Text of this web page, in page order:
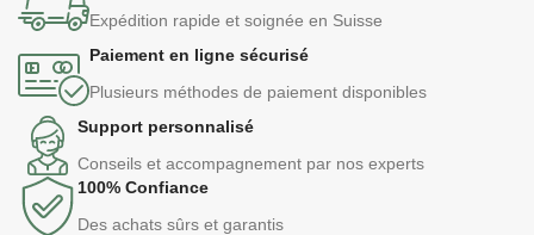
Expédition rapide et soignée en Suisse
Paiement en ligne sécurisé
Plusieurs méthodes de paiement disponibles
Support personnalisé
Conseils et accompagnement par nos experts
100% Confiance
Des achats sûrs et garantis